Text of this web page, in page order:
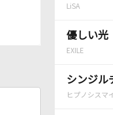
LiSA
優しい光
EXILE
シンジル
ヒプノシスマ